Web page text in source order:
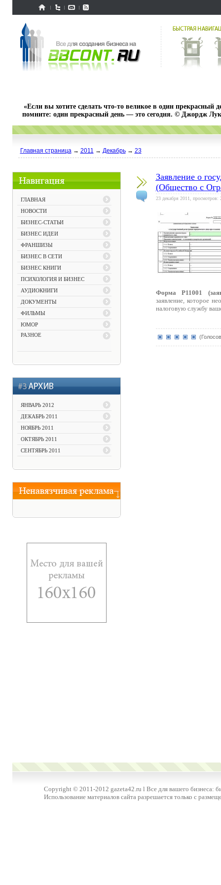
«Если вы хотите сделать что-то великое в один прекрасный
помните: один прекрасный день — это сегодня. © Джордж
Главная страница→ 2011 → Декабрь→ 23
ГЛАВНАЯ
НОВОСТИ
БИЗНЕС-СТАТЬИ
БИЗНЕС ИДЕИ
ФРАНШИЗЫ
БИЗНЕС В СЕТИ
БИЗНЕС КНИГИ
ПСИХОЛОГИЯ И БИЗНЕС
АУДИОКНИГИ
ДОКУМЕНТЫ
ФИЛЬМЫ
ЮМОР
РАЗНОЕ
ЯНВАРЬ 2012
ДЕКАБРЬ 2011
НОЯБРЬ 2011
ОКТЯБРЬ 2011
СЕНТЯБРЬ 2011
Заявление о
(Общество с
23 декабря 2011, просмотров:
Форма Р11001
заявление, которое
налоговую службу
Copyright © 2011-2012 gazeta42.ru l Все для вашего бизнеса:
Использование материалов сайта разрешается только с